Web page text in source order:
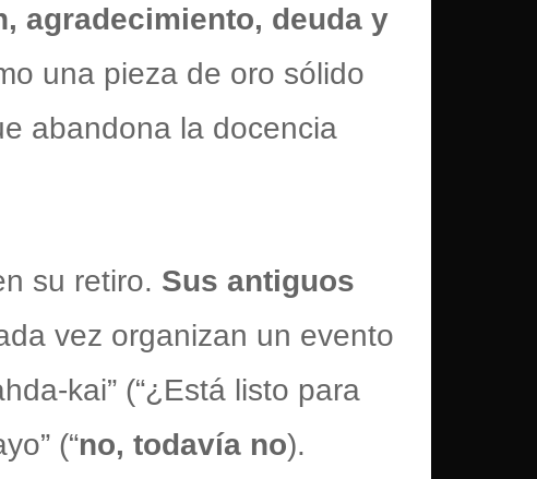
agradecimiento, deuda y
una pieza de oro sólido
abandona la docencia
su retiro. Sus antiguos
vez organizan un evento
kai” (“¿Está listo para
(“no, todavía no).